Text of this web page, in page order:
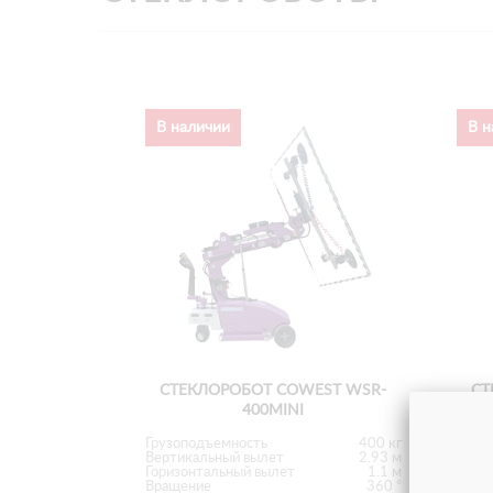
В наличии
СТЕКЛОРОБОТ COWEST WSR-
400MINI
Грузоподъемность
400 кг
Вертикальный вылет
2.93 м
Горизонтальный вылет
1.1 м
Вращение
360 °
В